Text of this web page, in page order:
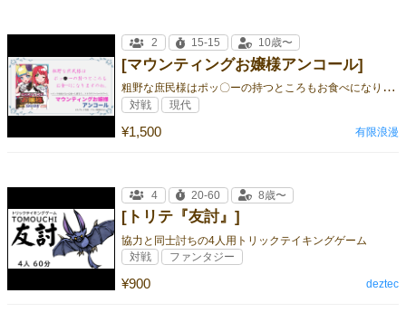
[マウンティングお嬢様アンコール]
粗
野な庶民様はポッ〇ーの持つところもお食べになりますのね
¥1,500
2 15-15 10歳〜
対戦 現代
有限浪漫
[トリテ『友討』]
協力と同士討ちの4人用トリックテイキングゲーム
¥900
4 20-60 8歳〜
対戦 ファンタジー
deztec